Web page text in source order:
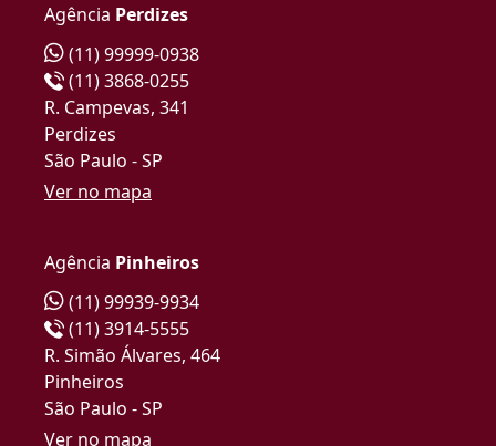
Agência Perdizes
(11) 99999-0938
(11) 3868-0255
R. Campevas, 341
Perdizes
São Paulo - SP
Ver no mapa
Agência Pinheiros
(11) 99939-9934
(11) 3914-5555
R. Simão Álvares, 464
Pinheiros
São Paulo - SP
Ver no mapa